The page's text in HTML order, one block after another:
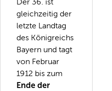
Der 36. ist
gleichzeitig der
letzte Landtag
des Königreichs
Bayern und tagt
von Februar
1912 bis zum
Ende der